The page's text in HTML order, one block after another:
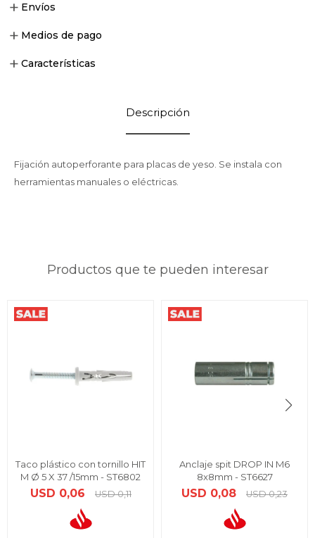
Envíos
Medios de pago
Características
Descripción
Fijación autoperforante para placas de yeso. Se instala con
herramientas manuales o eléctricas.
Productos que te pueden interesar
Taco plástico con tornillo HIT
M Ø 5 X 37 /15mm - ST6802
USD 0,06 USD 0,11
Anclaje spit DROP IN M6
8x8mm - ST6627
USD 0,08 USD 0,23